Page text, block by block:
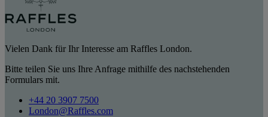
Vielen Dank für Ihr Interesse am Raffles London.
Bitte teilen Sie uns Ihre Anfrage mithilfe des nachstehenden
Formulars mit.
+44 20 3907 7500
London@Raffles.com